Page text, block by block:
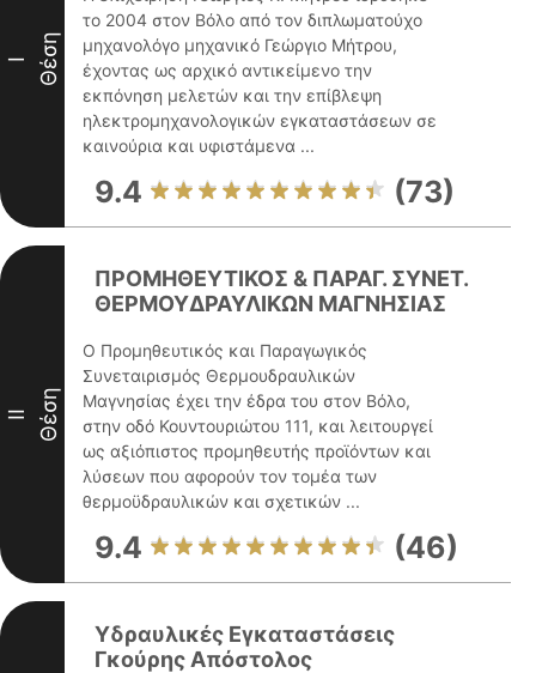
I Θέση
το 2004 στον Βόλο από τον διπλωματούχο
μηχανολόγο μηχανικό Γεώργιο Μήτρου,
έχοντας ως αρχικό αντικείμενο την
εκπόνηση μελετών και την επίβλεψη
ηλεκτρομηχανολογικών εγκαταστάσεων σε
καινούρια και υφιστάμενα ...
9.4 (73)
II Θέση
ΠΡΟΜΗΘΕΥΤΙΚΟΣ & ΠΑΡΑΓ. ΣΥΝΕΤ.
ΘΕΡΜΟΥΔΡΑΥΛΙΚΩΝ ΜΑΓΝΗΣΙΑΣ
Ο Προμηθευτικός και Παραγωγικός
Συνεταιρισμός Θερμουδραυλικών
Μαγνησίας έχει την έδρα του στον Βόλο,
στην οδό Κουντουριώτου 111, και λειτουργεί
ως αξιόπιστος προμηθευτής προϊόντων και
λύσεων που αφορούν τον τομέα των
θερμοϋδραυλικών και σχετικών ...
9.4 (46)
Υδραυλικές Εγκαταστάσεις
Γκούρης Απόστολος